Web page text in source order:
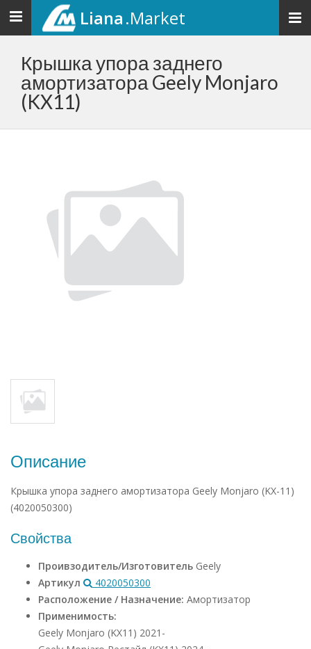
Toggle
navigation
Liana.Market
Крышка упора заднего
амортизатора Geely Monjaro
(KX11)
Описание
Крышка упора заднего амортизатора Geely Monjaro (KX-11)
(4020050300)
Свойства
Проивзодитель/Изготовитель Geely
Артикул
4020050300
Расположение / Назначение: Амортизатор
Применимость:
Geely Monjaro (KX11) 2021-